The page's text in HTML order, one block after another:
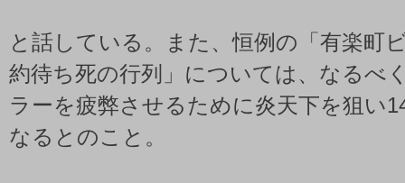
と話している。また、恒例の「有楽町
約待ち死の行列」については、なるべ
ラーを疲弊させるために炎天下を狙い
なるとのこと。